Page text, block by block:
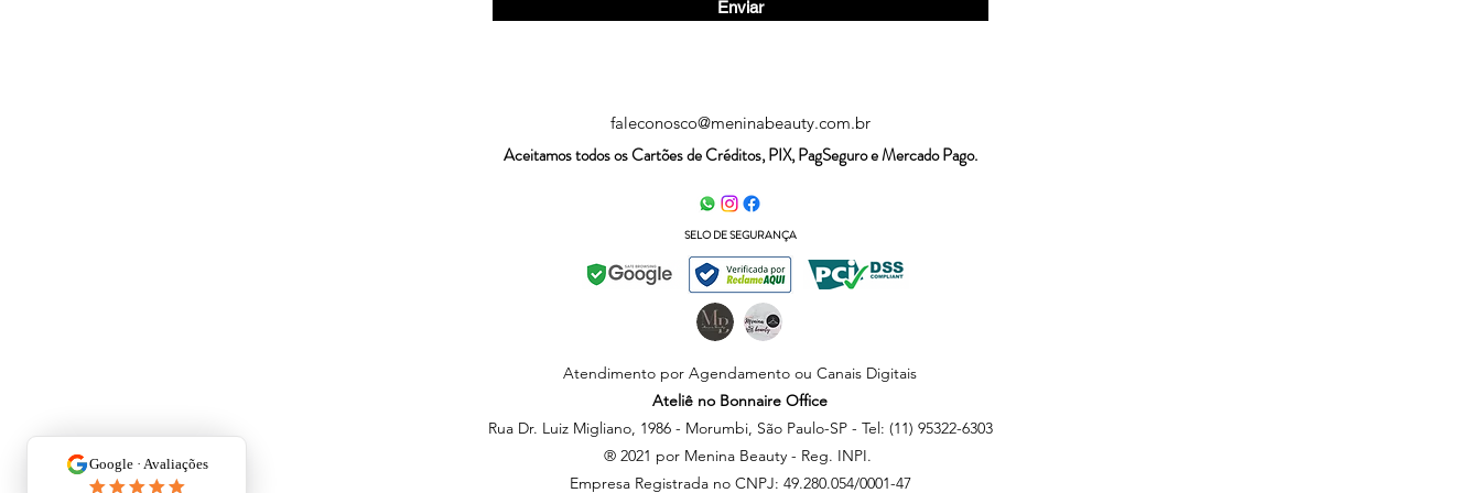
Enviar
faleconosco@meninabeauty.com.br
Aceitamos todos os Cartões de Créditos, PIX, PagSeguro e Mercado Pago.
SELO DE SEGURANÇA
Atendimento por Agendamento ou Canais Digitais
Ateliê no Bonnaire Office
Rua Dr. Luiz Migliano, 1986 - Morumbi, São Paulo-SP - Tel: (11) 95322-6303
® 2021 por Menina Beauty - Reg. INPI.
Empresa Registrada no CNPJ: 49.280.054/0001-47